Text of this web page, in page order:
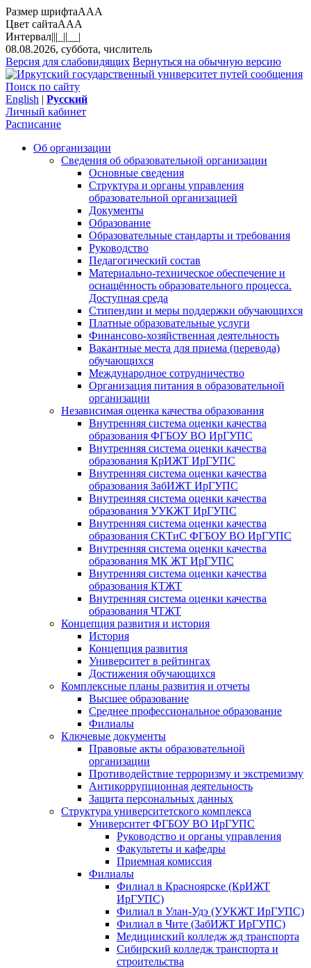
Размер шрифтаAAA
Цвет сайтаAAA
Интервал|||_||__|
08.08.2026, суббота, числитель
Версия для слабовидящих Вернуться на обычную версию
Поиск по сайту
English | Русский
Личный кабинет
Расписание
Об организации
Сведения об образовательной организации
Основные сведения
Структура и органы управления
образовательной организацией
Документы
Образование
Образовательные стандарты и требования
Руководство
Педагогический состав
Материально-техническое обеспечение и
оснащённость образовательного процесса.
Доступная среда
Стипендии и меры поддержки обучающихся
Платные образовательные услуги
Финансово-хозяйственная деятельность
Вакантные места для приема (перевода)
обучающихся
Международное сотрудничество
Организация питания в образовательной
организации
Независимая оценка качества образования
Внутренняя система оценки качества
образования ФГБОУ ВО ИрГУПС
Внутренняя система оценки качества
образования КрИЖТ ИрГУПС
Внутренняя система оценки качества
образования ЗабИЖТ ИрГУПС
Внутренняя система оценки качества
образования УУКЖТ ИрГУПС
Внутренняя система оценки качества
образования СКТиС ФГБОУ ВО ИрГУПС
Внутренняя система оценки качества
образования МК ЖТ ИрГУПС
Внутренняя система оценки качества
образования КТЖТ
Внутренняя система оценки качества
образования ЧТЖТ
Концепция развития и история
История
Концепция развития
Университет в рейтингах
Достижения обучающихся
Комплексные планы развития и отчеты
Высшее образование
Среднее профессиональное образование
Филиалы
Ключевые документы
Правовые акты образовательной
организации
Противодействие терроризму и экстремизму
Антикоррупционная деятельность
Защита персональных данных
Структура университетского комплекса
Университет ФГБОУ ВО ИрГУПС
Руководство и органы управления
Факультеты и кафедры
Приемная комиссия
Филиалы
Филиал в Красноярске (КрИЖТ
ИрГУПС)
Филиал в Улан-Удэ (УУКЖТ ИрГУПС)
Филиал в Чите (ЗабИЖТ ИрГУПС)
Медицинский колледж жд транспорта
Сибирский колледж транспорта и
строительства